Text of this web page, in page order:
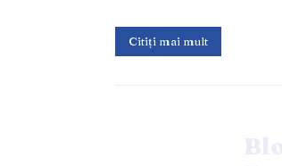
Citiți mai mult